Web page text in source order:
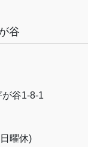
谷
谷1-8-1
曜休)